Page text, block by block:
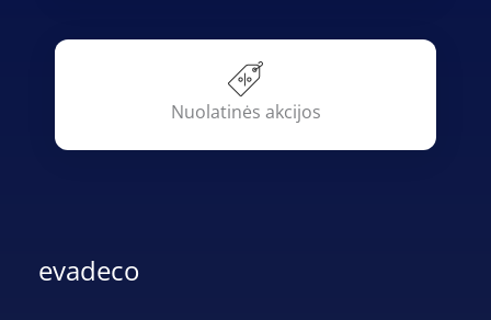
Nuolatinės akcijos
evadeco